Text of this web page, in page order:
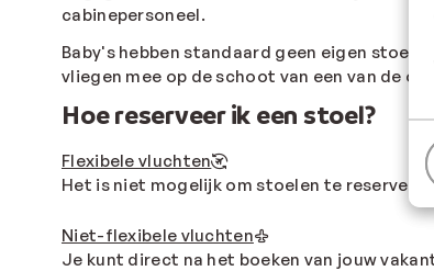
cabinepersoneel.
Baby's hebben standaard geen eigen stoel
vliegen mee op de schoot van een van de
Hoe reserveer ik een stoel?
Flexibele vluchten
Het is niet mogelijk om stoelen te
Niet-flexibele vluchten
Je kunt direct na het boeken van jouw